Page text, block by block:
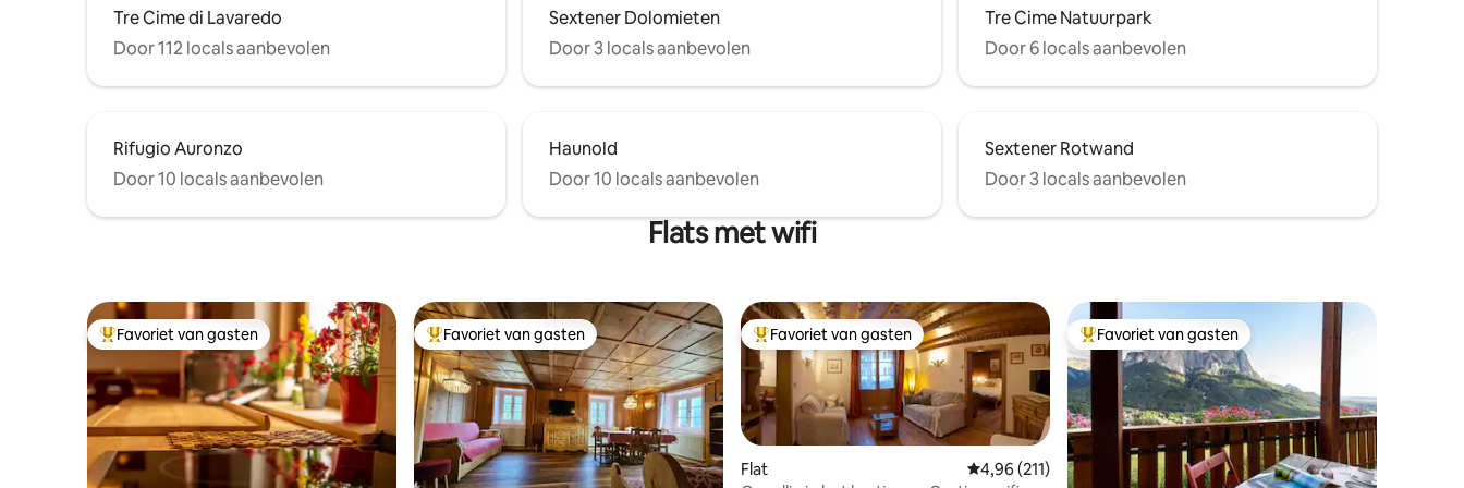
Tre Cime di Lavaredo
Door 112 locals aanbevolen
Sextener Dolomieten
Door 3 locals aanbevolen
Tre Cime Natuurpark
Door 6 locals aanbevolen
Rifugio Auronzo
Door 10 locals aanbevolen
Haunold
Door 10 locals aanbevolen
Sextener Rotwand
Door 3 locals aanbevolen
Flats met wifi
Topfavoriet van gasten
Favoriet van gasten Topfavoriet van gasten
Favoriet van gasten Topfavoriet van gasten
Favoriet van gasten
Flat Gemiddelde beoordeling van 4,96 op 5, 211 recensies
4,96 (211)
Topfavoriet van gasten
Favoriet van gasten